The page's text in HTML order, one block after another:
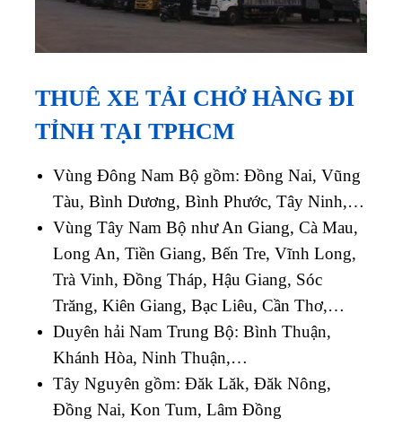
THUÊ XE TẢI CHỞ HÀNG ĐI
TỈNH TẠI TPHCM
Vùng Đông Nam Bộ gồm: Đồng Nai, Vũng
Tàu, Bình Dương, Bình Phước, Tây Ninh,…
Vùng Tây Nam Bộ như An Giang, Cà Mau,
Long An, Tiền Giang, Bến Tre, Vĩnh Long,
Trà Vinh, Đồng Tháp, Hậu Giang, Sóc
Trăng, Kiên Giang, Bạc Liêu, Cần Thơ,…
Duyên hải Nam Trung Bộ: Bình Thuận,
Khánh Hòa, Ninh Thuận,…
Tây Nguyên gồm: Đăk Lăk, Đăk Nông,
Đồng Nai, Kon Tum, Lâm Đồng